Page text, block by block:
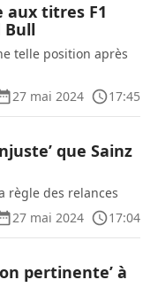
aux titres F1
Bull
telle position après
27 mai 2024
17:45
que Sainz
règle des relances
27 mai 2024
17:04
pertinente’ à